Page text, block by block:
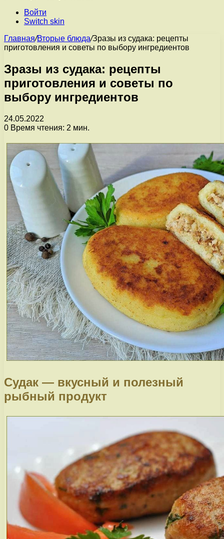
Войти
Switch skin
Главная/Вторые блюда/Зразы из судака: рецепты
приготовления и советы по выбору ингредиентов
Зразы из судака: рецепты
приготовления и советы по
выбору ингредиентов
24.05.2022
0 Время чтения: 2 мин.
Судак — вкусный и полезный
рыбный продукт